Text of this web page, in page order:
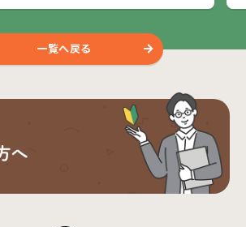
一覧へ戻る